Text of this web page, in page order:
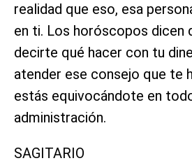
realidad que eso, esa
en ti. Los horóscopos dicen
decirte qué hacer con tu
atender ese consejo que te
estás equivocándote en
administración.
SAGITARIO